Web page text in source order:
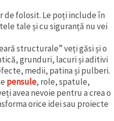
de folosit. Le poți include în
tale și cu siguranță nu vei
structurale” veți găsi și o
grunduri, lacuri și aditivi
medii, patina și pulberi.
pensule, role, spatule,
avea nevoie pentru a crea o
orice idei sau proiecte